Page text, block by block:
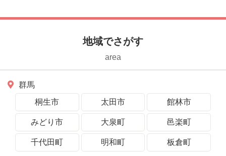
地域でさがす
area
群馬
桐生市
太田市 館林市
みどり市 大泉町 邑楽町
千代田町 明和町 板倉町